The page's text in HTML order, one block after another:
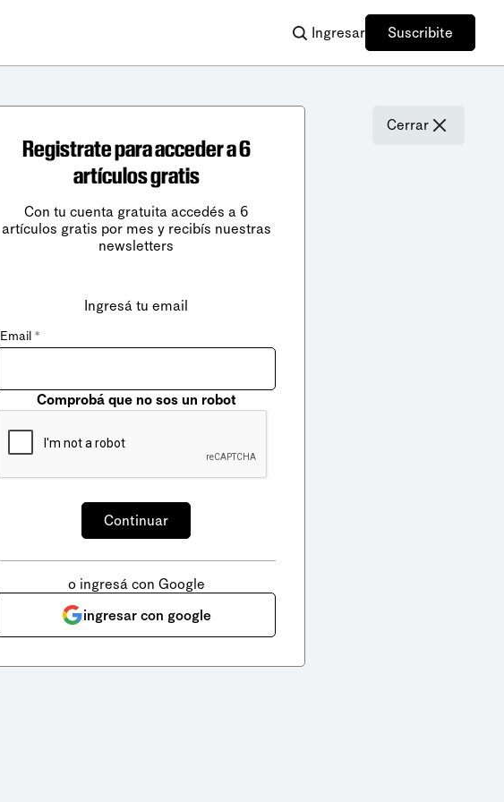
Ingresar Suscribite
Cerrar
Registrate para acceder a 6
artículos gratis
Con tu cuenta gratuita accedés a 6
artículos gratis por mes y recibís nuestras
newsletters
Ingresá tu email
Email *
Comprobá que no sos un robot
o ingresá con Google
ingresar con google